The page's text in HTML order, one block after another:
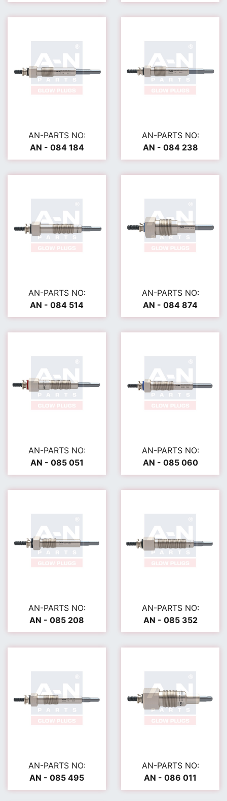
AN-PARTS NO:
AN - 084 184
AN-PARTS NO:
AN - 084 238
AN-PARTS NO:
AN - 084 514
AN-PARTS NO:
AN - 084 874
AN-PARTS NO:
AN - 085 051
AN-PARTS NO:
AN - 085 060
AN-PARTS NO:
AN - 085 208
AN-PARTS NO:
AN - 085 352
AN-PARTS NO:
AN - 085 495
AN-PARTS NO:
AN - 086 011